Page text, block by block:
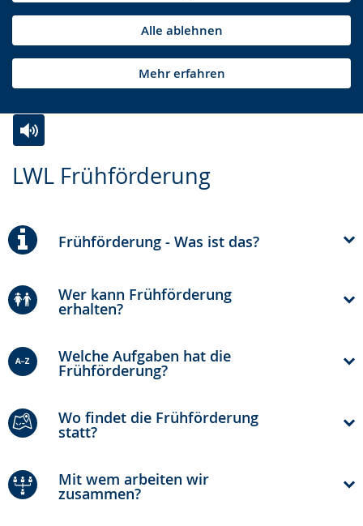
Alle ablehnen
Mehr erfahren
LWL Frühförderung
Leichten
wechseln.
Audio-
Video
Deutscher
Gebärdensprache
angezeigt.
Frühförderung - Was ist das?
Wer kann Frühförderung
erhalten?
Welche Aufgaben hat die
Frühförderung?
Wo findet die Frühförderung
statt?
Mit wem arbeiten wir
zusammen?